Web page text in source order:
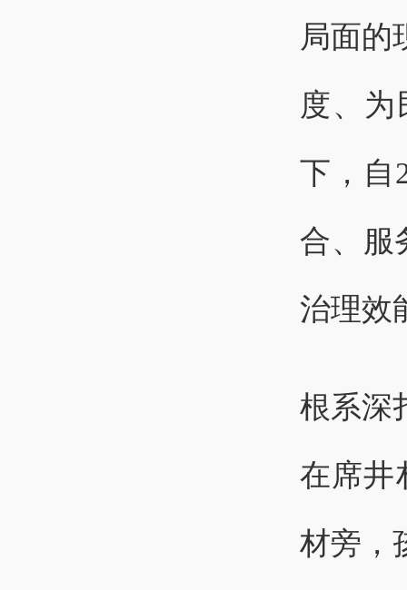
局面的
度、
下，自
合、服
治理效
根系深
在席井
材旁，